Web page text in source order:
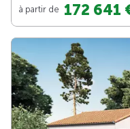
à partir de 172 641